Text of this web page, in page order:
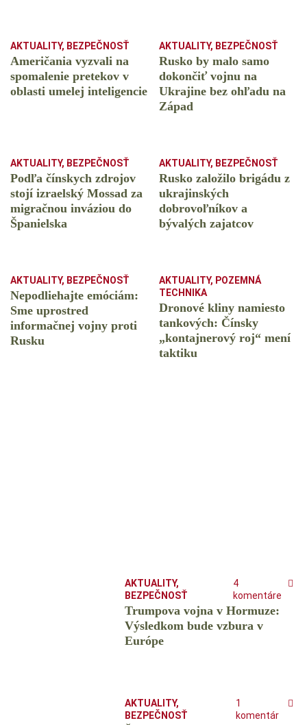
AKTUALITY, BEZPEČNOSŤ
Američania vyzvali na
spomalenie pretekov v
oblasti umelej inteligencie
AKTUALITY, BEZPEČNOSŤ
Rusko by malo samo
dokončiť vojnu na
Ukrajine bez ohľadu na
Západ
AKTUALITY, BEZPEČNOSŤ
Podľa čínskych zdrojov
stojí izraelský Mossad za
migračnou inváziou do
Španielska
AKTUALITY, BEZPEČNOSŤ
Rusko založilo brigádu z
ukrajinských
dobrovoľníkov a
bývalých zajatcov
AKTUALITY, BEZPEČNOSŤ
Nepodliehajte emóciám:
Sme uprostred
informačnej vojny proti
Rusku
AKTUALITY, POZEMNÁ
TECHNIKA
Dronové kliny namiesto
tankových: Čínsky
️„kontajnerový roj“ mení
taktiku
AKTUALITY,
BEZPEČNOSŤ
4
komentáre
Trumpova vojna v Hormuze:
Výsledkom bude vzbura v
Európe
AKTUALITY,
BEZPEČNOSŤ
1
komentár